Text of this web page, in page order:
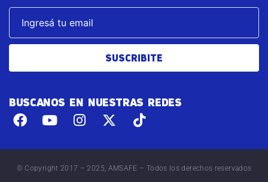
SUSCRIBITE
BUSCANOS EN NUESTRAS REDES
© Copyright 2017 – 2025, AMSAFE – Todos los derechos reservados